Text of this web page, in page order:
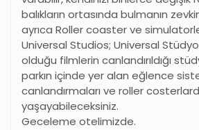
balıkların ortasında bulmanın
ayrıca Roller coaster ve
Universal Studios; Universal
olduğu filmlerin canlandırıldığı
parkın içinde yer alan eğlence
canlandırmaları ve roller
yaşayabileceksiniz.
Geceleme otelimizde.